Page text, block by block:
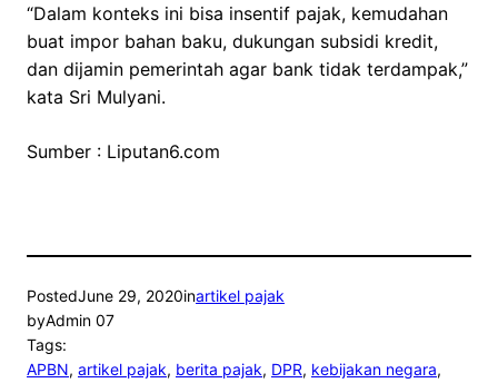
“Dalam konteks ini bisa insentif pajak, kemudahan
buat impor bahan baku, dukungan subsidi kredit,
dan dijamin pemerintah agar bank tidak terdampak,”
kata Sri Mulyani.
Sumber : Liputan6.com
PostedJune 29, 2020inartikel pajak
byAdmin 07
Tags:
APBN, artikel pajak, berita pajak, DPR, kebijakan negara